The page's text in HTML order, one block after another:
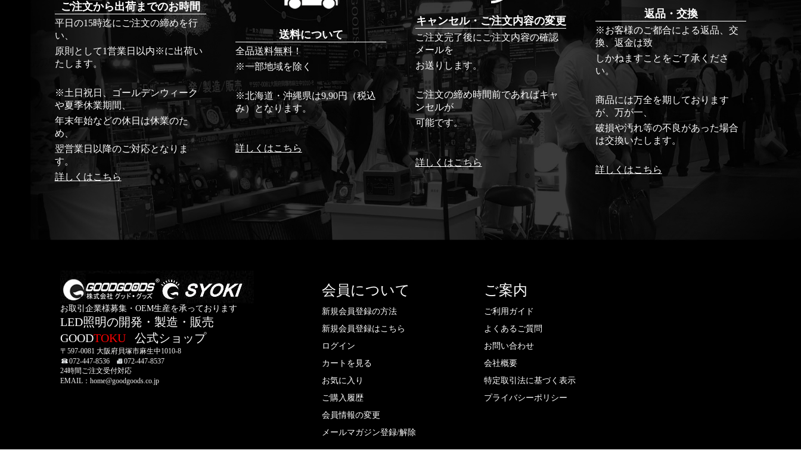
ご注文から出荷までのお時間
平日の15時迄にご注文の締めを行
い、
原則として1営業日以内※に出荷い
たします。
※土日祝日、ゴールデンウィーク
や夏季休業期間、
年末年始などの休日は休業のた
め、
翌営業日以降のご対応となりま
す。
詳しくはこちら
送料について
全品送料無料！
※一部地域を除く
※北海道・沖縄県は9,90円（税込
み）となります。
詳しくはこちら
キャンセル・ご注文内容の変更
ご注文完了後にご注文内容の確認
メールを
お送りします。
ご注文の締め時間前であればキャ
ンセルが
可能です。
詳しくはこちら
返品・交換
※お客様のご都合による返品、交
換、返金は致
しかねますことをご了承くださ
い。
商品には万全を期しております
が、万が一、
破損や汚れ等の不良があった場合
は交換いたします。
詳しくはこちら
お取引企業様募集・OEM生産を承っております
LED照明の開発・製造・販売
GOODTOKU 公式ショップ
〒597-0081 大阪府貝塚市麻生中1010-8
072-447-8536
072-447-8537
24時間ご注文受付対応
EMAIL：home@goodgoods.co.jp
会員について
新規会員登録の方法
新規会員登録はこちら
ログイン
カートを見る
お気に入り
ご購入履歴
会員情報の変更
メールマガジン登録/解除
ご案内
ご利用ガイド
よくあるご質問
お問い合わせ
会社概要
特定取引法に基づく表示
プライバシーポリシー